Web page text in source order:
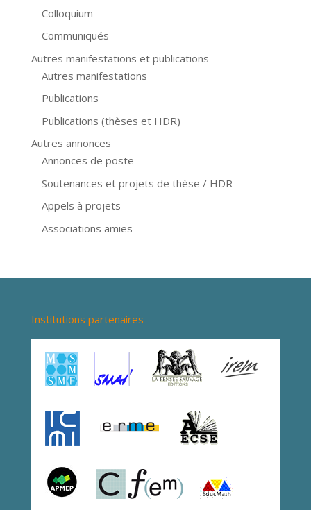
Colloquium
Communiqués
Autres manifestations et publications
Autres manifestations
Publications
Publications (thèses et HDR)
Autres annonces
Annonces de poste
Soutenances et projets de thèse / HDR
Appels à projets
Associations amies
Institutions partenaires